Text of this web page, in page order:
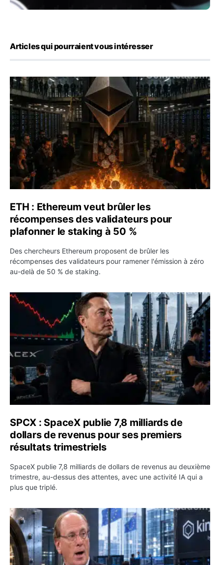
Articles qui pourraient vous intéresser
ETH : Ethereum veut brûler les récompenses des
ETH : Ethereum veut brûler les
récompenses des validateurs pour
plafonner le staking à 50 %
Des chercheurs Ethereum proposent de brûler les
récompenses des validateurs pour ramener l'émission à zéro
au-delà de 50 % de staking.
SPCX : SpaceX publie 7,8 milliards de dollars de
SPCX : SpaceX publie 7,8 milliards de
dollars de revenus pour ses premiers
résultats trimestriels
SpaceX publie 7,8 milliards de dollars de revenus au deuxième
trimestre, au-dessus des attentes, avec une activité IA qui a
plus que triplé.
BlackRock tokenise 311 milliards de dollars de fonds